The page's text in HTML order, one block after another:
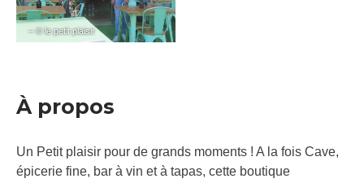
– © le petit plaisir
À propos
Un Petit plaisir pour de grands moments ! A la fois Cave,
épicerie fine, bar à vin et à tapas, cette boutique